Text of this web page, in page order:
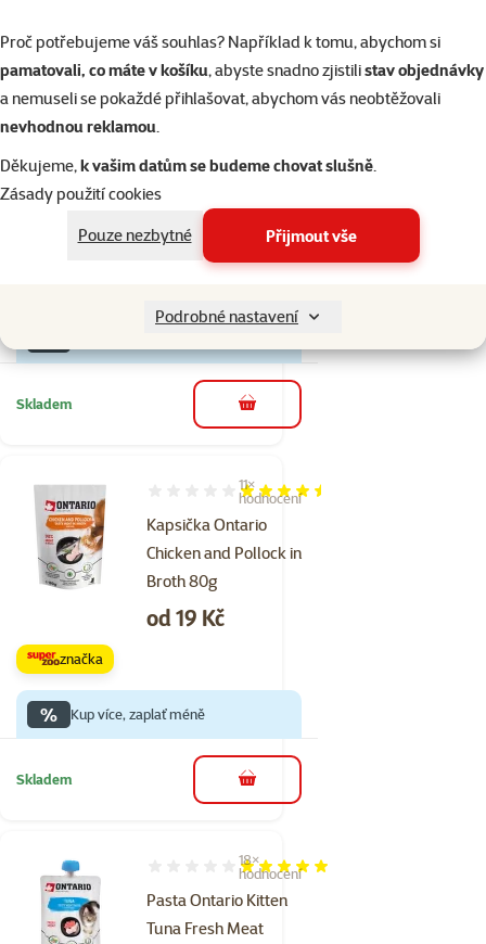
Proč potřebujeme váš souhlas? Například k tomu, abychom si
pamatovali, co máte v košíku, abyste snadno zjistilistav objednávky
a nemuseli se pokaždé přihlašovat, abychom vás neobtěžovali
nevhodnou reklamou.
Děkujeme,k vašim datům se budeme chovat slušně.
Zásady použití cookies
Pouze nezbytné
Přijmout vše
Podrobné nastavení
do košíku
Chicken and Crab in
Broth 80g
Hodnocení 80%, počet hodnocení: 8
8×
Cena
od 19 Kč
Skladem do košíku
Kapsička Ontario
Chicken and Pollock in
Broth 80g
Hodnocení 89%, počet hodnocení: 11
11×
hodnocení
Cena
od 19 Kč
značka
% Kup více, zaplať méně
Skladem do košíku
Pasta Ontario Kitten
Tuna Fresh Meat
Hodnocení 99%, počet hodnocení: 18
18×
hodnocení